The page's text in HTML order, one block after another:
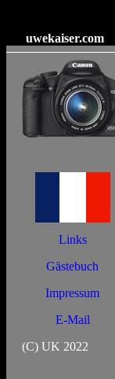
uwekaiser.com
Links
Gästebuch
Impressum
E-Mail
(C) UK 2022